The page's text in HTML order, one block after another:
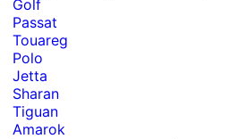
Golf
Passat
Touareg
Polo
Jetta
Sharan
Tiguan
Amarok